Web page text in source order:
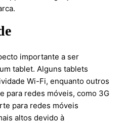
importante a ser
tablet. Alguns tablets
Wi-Fi, enquanto outros
para redes móveis, como 3G
para redes móveis
altos devido à